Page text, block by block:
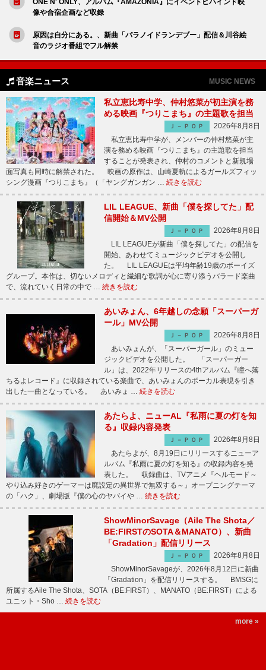
像や合宿企画など収録
原因は自分にある。、新曲「パラノイドランデブー」配信＆川谷絵
音のラジオ番組でフル解禁
音楽ニュース MUSIC NEWS
私立恵比寿中学、仲村悠菜が初主演を務
める映画『つりこまち』の主題歌を担当
Ｊ－ＰＯＰ
2026年8月8日
私立恵比寿中学が、メンバーの仲村悠菜が主
演を務める映画『つりこまち』の主題歌を担当
することが発表され、仲村のコメントと新規場
面写真も同時に解禁された。 映画の原作は、山崎夏軌によるガールズフィッ
シング漫画『つりこまち』（「ヤングガンガン … 続きを読む
LIL LEAGUE、新曲「僕を探してた」配
信開始＆MV公開
Ｊ－ＰＯＰ
2026年8月8日
LIL LEAGUEが新曲「僕を探してた」の配信を
開始、あわせてミュージックビデオを公開し
た。 LIL LEAGUEは平均年齢19歳のボーイズ
グループ。本作は、切ないメロディと繊細な歌詞が心に寄り添うバラード楽曲
で、流れていく日常の中で … 続きを読む
あいみょん、6年越しの念願「スーパーガ
ール」MV公開
Ｊ－ＰＯＰ
2026年8月8日
あいみょんが、「スーパーガール」のミュー
ジックビデオを公開した。 「スーパーガー
ル」は、2022年リリースの4thアルバム『瞳へ落
ちるよレコード』に収録されている楽曲で、あいみょんのボーカル表現を引き
出した一曲となっている。 あいみょ … 続きを読む
あたらよ、ニューAL『私雨に夏の灯を知
る』収録内容発表
Ｊ－ＰＯＰ
2026年8月8日
あたらよが、8月19日にリリースするニューア
ルバム『私雨に夏の灯を知る』の収録内容を発
表した。 収録曲は、TVアニメ『ヘルモード～
やり込み好きのゲーマーは廃設定の異世界で無双する～』オープニングテーマ
の「ハク」、劇場版『僕の心のヤバイや … 続きを読む
ShowMinorSavage（Aile The Shota／
BE:FIRSTのSOTA＆MANATO）、新曲
「Gradation」配信リリース
Ｊ－ＰＯＰ
2026年8月8日
ShowMinorSavageが、2026年8月12日に新曲
「Gradation」を配信リリースする。 BMSGに
所属するAile The Shota、SOTA（BE:FIRST）、MANATO（BE:FIRST）による
ユニット・Sho … 続きを読む
more »